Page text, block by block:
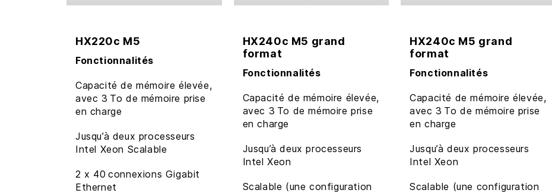
HX220c M5
Fonctionnalités
Capacité de mémoire élevée,
avec 3 To de mémoire prise
en charge
Jusqu’à deux processeurs
Intel Xeon Scalable
2 x 40 connexions Gigabit
Ethernet
HX240c M5 grand
format
Fonctionnalités
Capacité de mémoire élevée,
avec 3 To de mémoire prise
en charge
Jusqu’à deux processeurs
Intel Xeon
Scalable (une configuration
HX240c M5 grand
format
Fonctionnalités
Capacité de mémoire élevée,
avec 3 To de mémoire prise
en charge
Jusqu’à deux processeurs
Intel Xeon
Scalable (une configuration